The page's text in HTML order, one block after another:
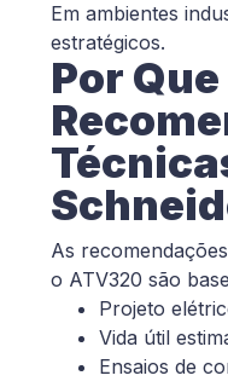
Em ambientes
estratégicos.
Por
As
o ATV320 são
Projeto
Vida útil
Ensaios de